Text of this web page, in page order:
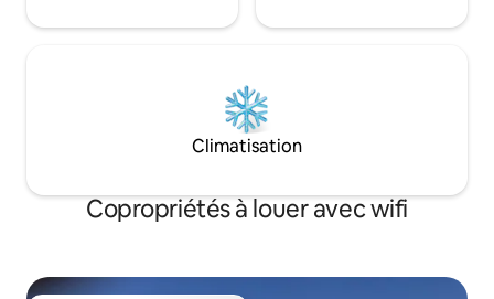
Climatisation
Copropriétés à louer avec wifi